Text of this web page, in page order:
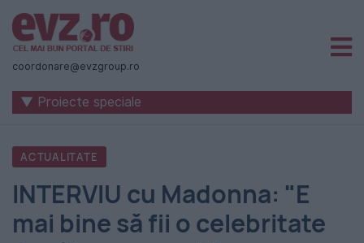
Știri
naționale
internaționale
România
Evenimentul
coordonare@evzgroup.ro
▼ Proiecte speciale
ACTUALITATE
INTERVIU cu Madonna: "E
mai bine să fii o celebritate